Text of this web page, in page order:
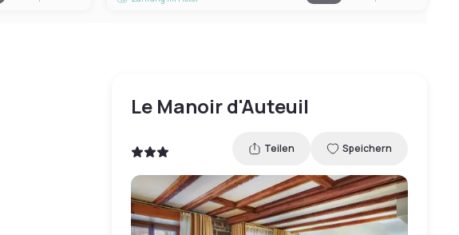
Le Manoir d'Auteuil
Teilen Speichern